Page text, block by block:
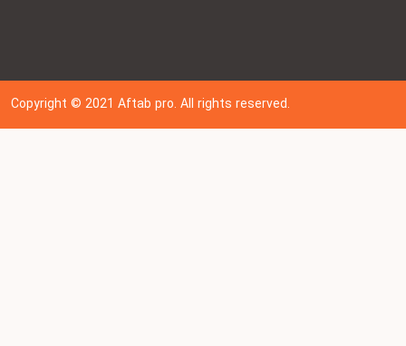
Copyright © 202 1Aftab pro. All rights reserved.